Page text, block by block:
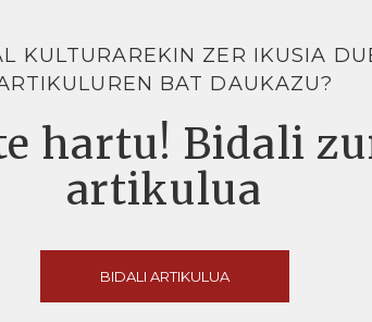
KULTURAREKIN ZER IKUSIA
BAT DAUKAZU?
hartu! Bidali
artikulua
BIDALI ARTIKULUA